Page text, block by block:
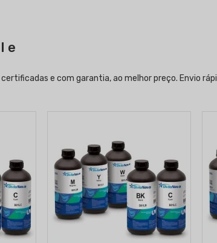
e
e com garantia, ao melhor preço. Envio